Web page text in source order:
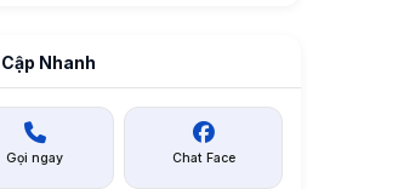
Nhanh
Gọi ngay Chat Face